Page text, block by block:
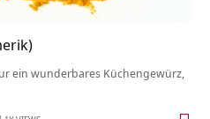
ein wunderbares Küchengewürz,